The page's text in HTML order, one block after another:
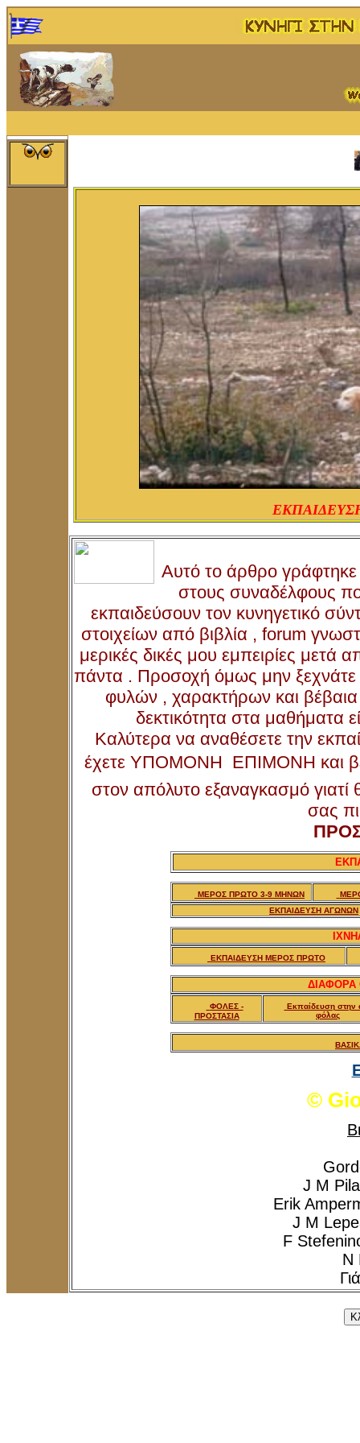
Αυτό το άρθρο γράφτηκε
στους συναδέλφους
εκπαιδεύσουν τον κυνηγετικό
στοιχείων από βιβλία , forum
μερικές δικές μου εμπειρίες μετά
πάντα . Προσοχή όμως μην ξεχνάτε
φυλών , χαρακτήρων και
δεκτικότητα στα μαθήματα
Καλύτερα να αναθέσετε την
έχετε ΥΠΟΜΟΝΗ  ΕΠΙΜΟΝΗ και
στον απόλυτο εξαναγκασμό γιατί
σας
ΜΕΡΟΣ ΠΡΩΤΟ 3-9 ΜΗΝΩΝ
ΕΚΠΑΙΔΕΥΣΗ ΑΓΩΝΩΝ
ΕΚΠΑΙΔΕΥΣΗ ΜΕΡΟΣ ΠΡΩΤΟ
ΔΙΑΦΟΡΑ
ΦΟΛΕΣ -
ΠΡΟΣΤΑΣΙΑ
Εκπαίδευση στην
φόλας
©
J M
Erik
J M
F
N